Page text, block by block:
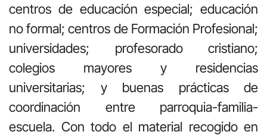
centros de educación especial; educación
no formal; centros de Formación Profesional;
universidades; profesorado cristiano;
colegios mayores y residencias
universitarias; y buenas prácticas de
coordinación entre parroquia-familia-
escuela. Con todo el material recogido en